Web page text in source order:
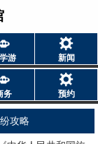
游 新闻
务 预约
攻略